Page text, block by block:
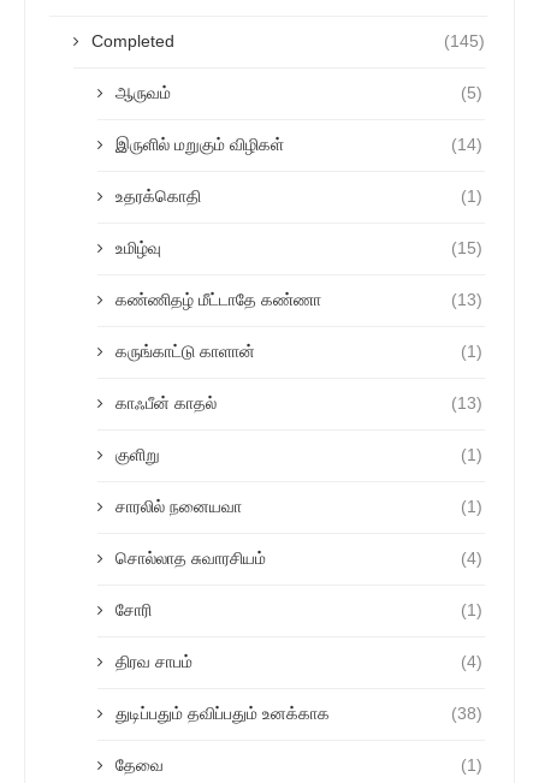
Completed (145)
ஆருவம் (5)
இருளில் மறுகும் விழிகள் (14)
உதரக்கொதி (1)
உமிழ்வு (15)
கண்ணிதழ் மீட்டாதே கண்ணா (13)
கருங்காட்டு காளான் (1)
காஃபீன் காதல் (13)
குளிறு (1)
சாரலில் நனையவா (1)
சொல்லாத சுவாரசியம் (4)
சோரி (1)
திரவ சாபம் (4)
துடிப்பதும் தவிப்பதும் உனக்காக (38)
தேவை (1)